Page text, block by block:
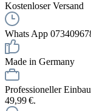
Kostenloser Versand
Whats App
Made in Germany
Professioneller
49,99 €.